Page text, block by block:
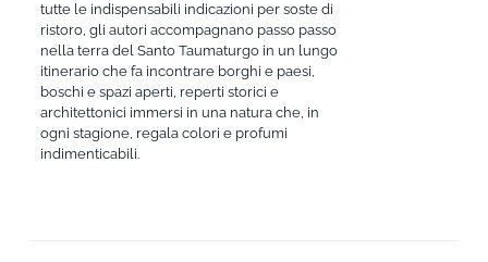
tutte le indispensabili indicazioni per soste di
ristoro, gli autori accompagnano passo passo
nella terra del Santo Taumaturgo in un lungo
itinerario che fa incontrare borghi e paesi,
boschi e spazi aperti, reperti storici e
architettonici immersi in una natura che, in
ogni stagione, regala colori e profumi
indimenticabili.